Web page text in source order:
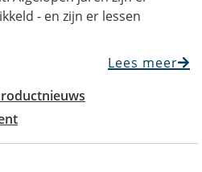
- en zijn er lessen
Lees meer